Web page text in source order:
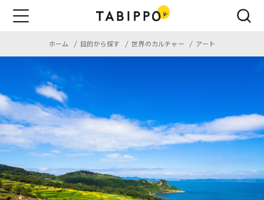
ホーム 目的から探す 世界のカルチャー アート